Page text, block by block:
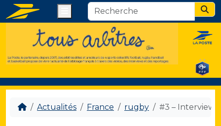
Actualités France rugby #3 – Interview